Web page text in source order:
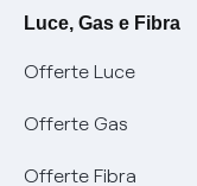
Avvisi
SOS luce e gas
Conciliazioni e
Negoziazione
Servizi
Luce, Gas e Fibra
Offerte Luce
Offerte Gas
Offerte Fibra